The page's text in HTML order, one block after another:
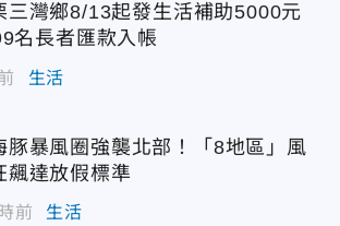
三灣鄉8/13起發生活補助5000元
名長者匯款入帳
生活
豚暴風圈強襲北部！「8地區」風
飆達放假標準
前 生活